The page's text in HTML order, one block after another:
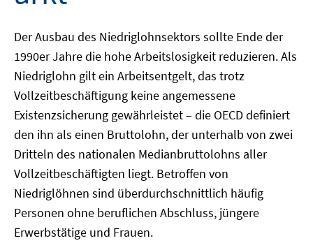
Der Ausbau des Niedriglohnsektors sollte Ende der
1990er Jahre die hohe Arbeitslosigkeit reduzieren. Als
Niedriglohn gilt ein Arbeitsentgelt, das trotz
Vollzeitbeschäftigung keine angemessene
Existenzsicherung gewährleistet – die OECD definiert
den ihn als einen Bruttolohn, der unterhalb von zwei
Dritteln des nationalen Medianbruttolohns aller
Vollzeitbeschäftigten liegt. Betroffen von
Niedriglöhnen sind überdurchschnittlich häufig
Personen ohne beruflichen Abschluss, jüngere
Erwerbstätige und Frauen.